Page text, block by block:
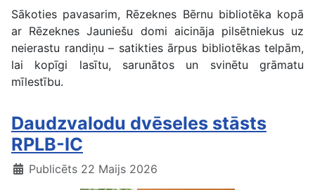
Sākoties pavasarim, Rēzeknes Bērnu bibliotēka kopā
ar Rēzeknes Jauniešu domi aicināja pilsētniekus uz
neierastu randiņu – satikties ārpus bibliotēkas telpām,
lai kopīgi lasītu, sarunātos un svinētu grāmatu
mīlestību.
Daudzvalodu dvēseles stāsts
RPLB-IC
Publicēts 22 Maijs 2026